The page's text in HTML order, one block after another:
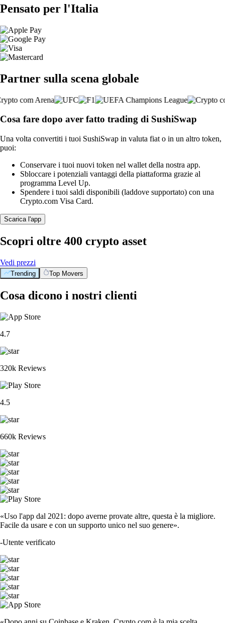
Pensato per l'Italia
Partner sulla scena globale
Cosa fare dopo aver fatto trading di SushiSwap
Una volta convertiti i tuoi SushiSwap in valuta fiat o in un altro token,
puoi:
Conservare i tuoi nuovi token nel wallet della nostra app.
Sbloccare i potenziali vantaggi della piattaforma grazie al
programma Level Up.
Spendere i tuoi saldi disponibili (laddove supportato) con una
Crypto.com Visa Card.
Scarica l'app
Scopri oltre 400 crypto asset
Vedi prezzi
Trending Top Movers
Cosa dicono i nostri clienti
4.7
320k Reviews
4.5
660k Reviews
«Uso l'app dal 2021: dopo averne provate altre, questa è la migliore.
Facile da usare e con un supporto unico nel suo genere».
-Utente verificato